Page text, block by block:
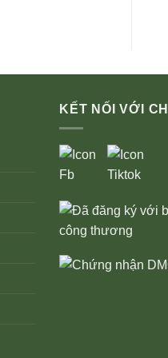
KẾT NỐI VỚI